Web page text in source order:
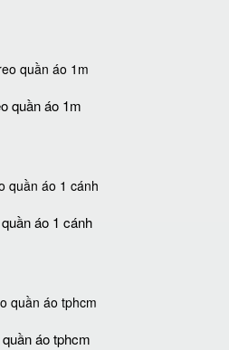
quần áo 1m
áo 1 cánh
áo tphcm